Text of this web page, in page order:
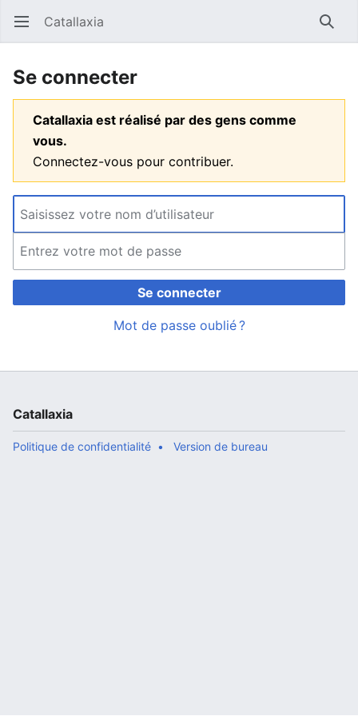
Ouvrir le menu principal Catallaxia
Se connecter
Catallaxia est réalisé par des gens comme
vous.
Connectez-vous pour contribuer.
Se connecter
Mot de passe oublié ?
Catallaxia
Politique de confidentialité Version de bureau